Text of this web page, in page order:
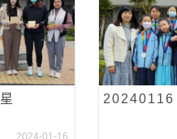
20240116